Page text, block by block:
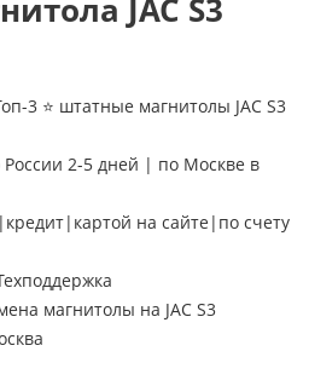
JAC S3
3 ⭐ штатные магнитолы JAC S3
России 2-5 дней | по Москве в
на сайте|по счету
магнитолы на JAC S3